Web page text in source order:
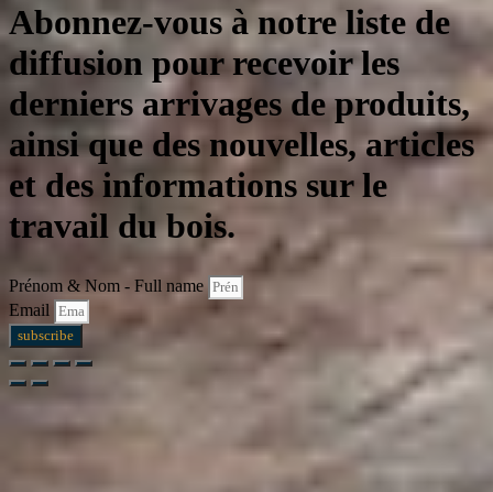
Abonnez-vous à notre liste de
diffusion pour recevoir les
derniers arrivages de produits,
ainsi que des nouvelles, articles
et des informations sur le
travail du bois.
Prénom & Nom - Full name
Email
subscribe